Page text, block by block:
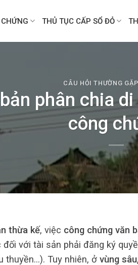
THỦ TỤC CẤP SỔ ĐỎ
CÂU HỎI THƯỜNG GẶP
phân chia
công
thừa kế, việc công chứng văn
đối với tài sản phải đăng ký
thuyền…). Tuy nhiên, ở vùng